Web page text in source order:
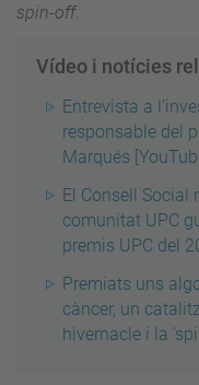
spin-off.
Vídeo i notícies
Entrevista a
responsable del
Marqués
El Consell Social
comunitat UPC
premis UPC del
Premiats uns
càncer, un
hivernacle i la